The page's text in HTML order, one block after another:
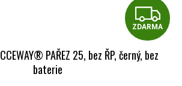
ZDARMA
PAŘEZ 25, bez ŘP, černý, bez
baterie